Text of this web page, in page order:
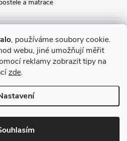
, používáme soubory cookie.
webu, jiné umožňují měřit
reklamy zobrazit tipy na
zde.
a matrace
. Všechna práva vyhrazena.Upravit
cookies